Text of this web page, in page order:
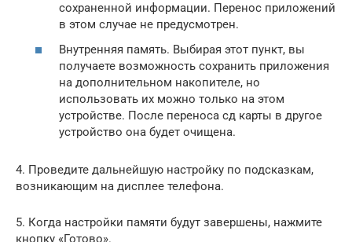
сохраненной информации. Перенос приложений
в этом случае не предусмотрен.
Внутренняя память. Выбирая этот пункт, вы
получаете возможность сохранить приложения
на дополнительном накопителе, но
использовать их можно только на этом
устройстве. После переноса сд карты в другое
устройство она будет очищена.
4. Проведите дальнейшую настройку по подсказкам,
возникающим на дисплее телефона.
5. Когда настройки памяти будут завершены, нажмите
кнопку «Готово».